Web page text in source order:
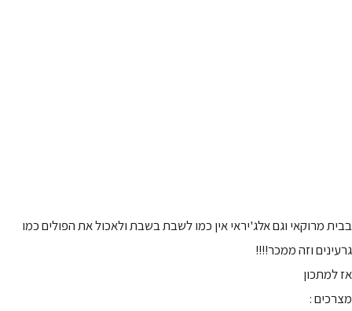
בבית מרוקאי וגם אלג'יראי אין כמו לשבת בשבת ולאכול את הפולים כמו
גרעינים וזה ממכר!!!!
אז למתכון
מצרכים :